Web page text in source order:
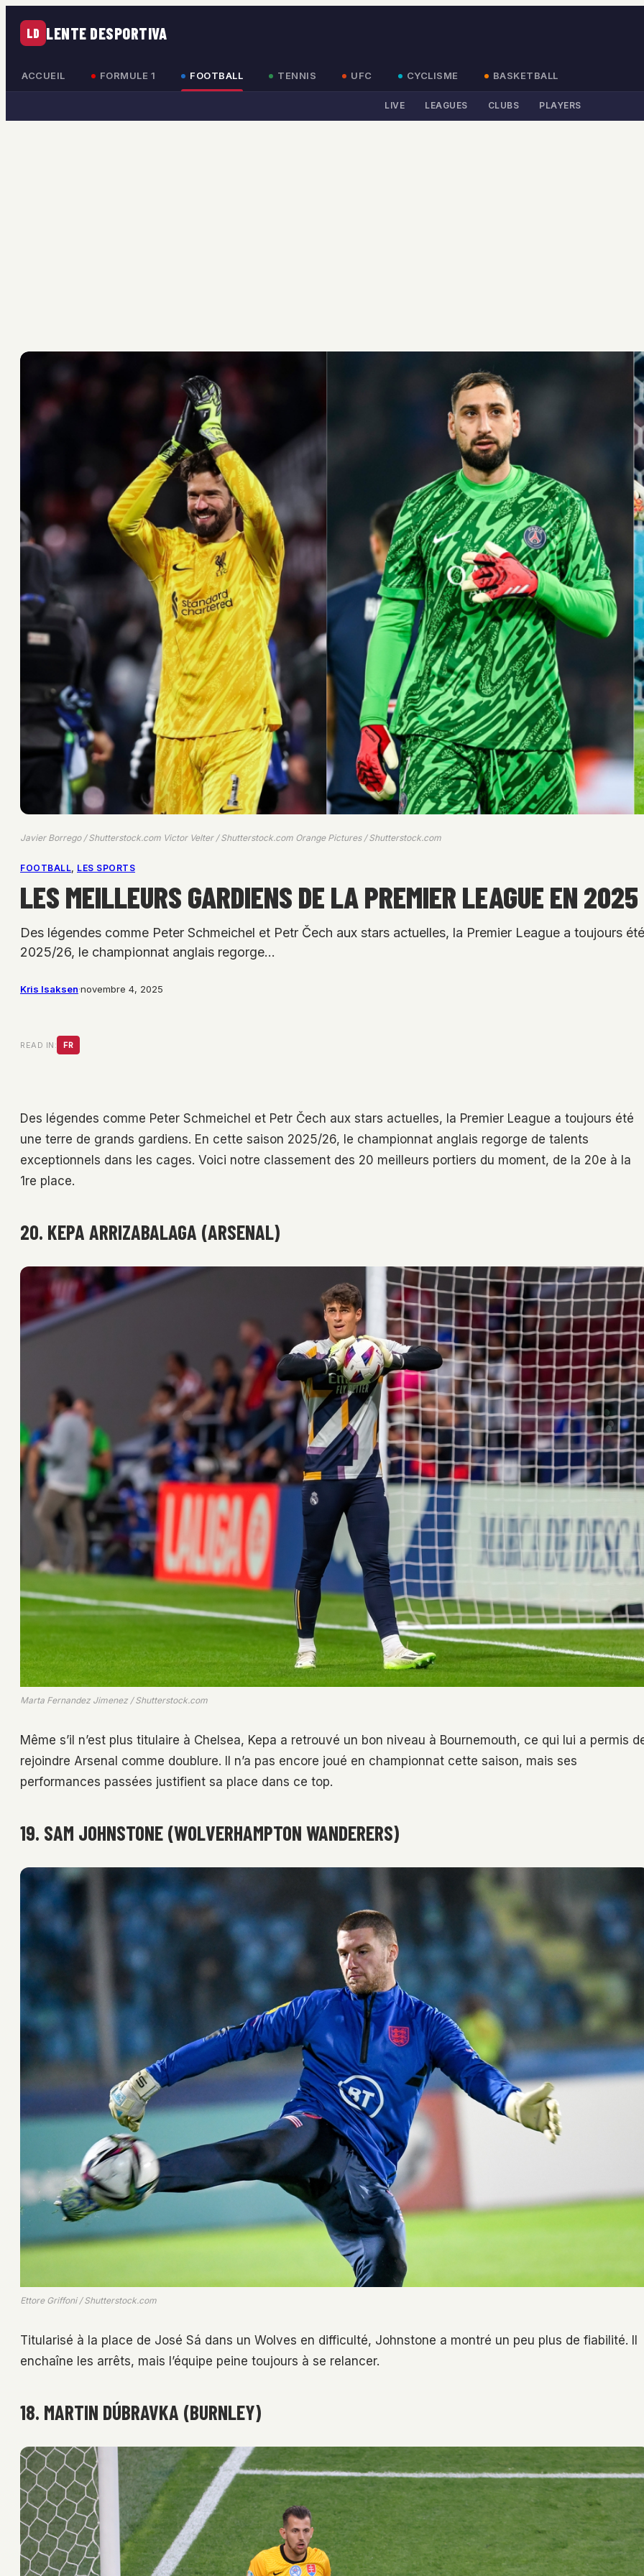
LD LENTE DESPORTIVA
ACCUEIL FORMULE 1 FOOTBALL TENNIS UFC CYCLISME BASKETBALL
LIVE LEAGUES CLUBS PLAYERS
Javier Borrego / Shutterstock.com Victor Velter / Shutterstock.com Orange Pictures / Shutterstock.com
FOOTBALL, LES SPORTS
LES MEILLEURS GARDIENS DE LA PREMIER LEAGUE EN
Des légendes comme Peter Schmeichel et Petr Čech aux stars actuelles, la Premier League a toujours
2025/26, le championnat anglais regorge…
Kris Isaksen·novembre 4, 2025
READ IN: FR
Des légendes comme Peter Schmeichel et Petr Čech aux stars actuelles, la Premier League a toujours été
une terre de grands gardiens. En cette saison 2025/26, le championnat anglais regorge de talents
exceptionnels dans les cages. Voici notre classement des 20 meilleurs portiers du moment, de la 20e à la
1re place.
20. KEPA ARRIZABALAGA (ARSENAL)
Marta Fernandez Jimenez / Shutterstock.com
Même s’il n’est plus titulaire à Chelsea, Kepa a retrouvé un bon niveau à Bournemouth, ce qui lui a permis
rejoindre Arsenal comme doublure. Il n’a pas encore joué en championnat cette saison, mais ses
performances passées justifient sa place dans ce top.
19. SAM JOHNSTONE (WOLVERHAMPTON WANDERERS)
Ettore Griffoni / Shutterstock.com
Titularisé à la place de José Sá dans un Wolves en difficulté, Johnstone a montré un peu plus de fiabilité. Il
enchaîne les arrêts, mais l’équipe peine toujours à se relancer.
18. MARTIN DÚBRAVKA (BURNLEY)